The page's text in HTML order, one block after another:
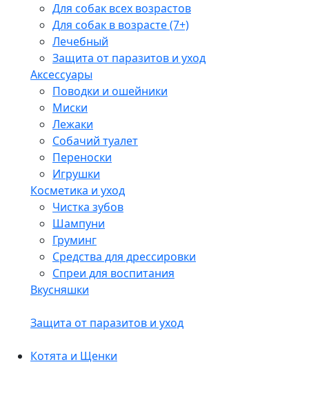
Для собак всех возрастов
Для собак в возрасте (7+)
Лечебный
Защита от паразитов и уход
Аксессуары
Поводки и ошейники
Миски
Лежаки
Собачий туалет
Переноски
Игрушки
Косметика и уход
Чистка зубов
Шампуни
Груминг
Средства для дрессировки
Спреи для воспитания
Вкусняшки
Защита от паразитов и уход
Котята и Щенки